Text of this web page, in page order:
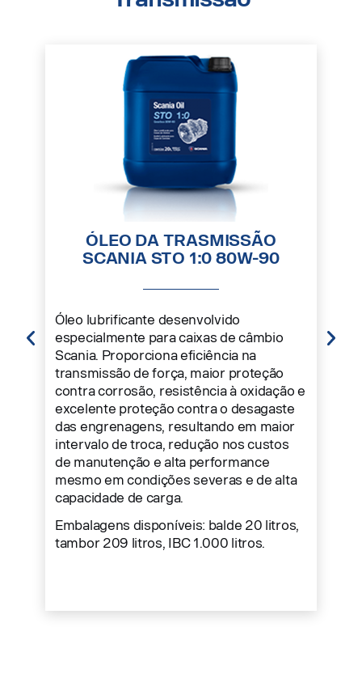
ÓLEO DA TRASMISSÃO
SCANIA STO 1:0 80W-90
Óleo lubrificante desenvolvido
especialmente para caixas de câmbio
Scania. Proporciona eficiência na
transmissão de força, maior proteção
contra corrosão, resistência à oxidação e
excelente proteção contra o desagaste
das engrenagens, resultando em maior
intervalo de troca, redução nos custos
de manutenção e alta performance
mesmo em condições severas e de alta
capacidade de carga.
Embalagens disponíveis: balde 20 litros,
tambor 209 litros, IBC 1.000 litros.